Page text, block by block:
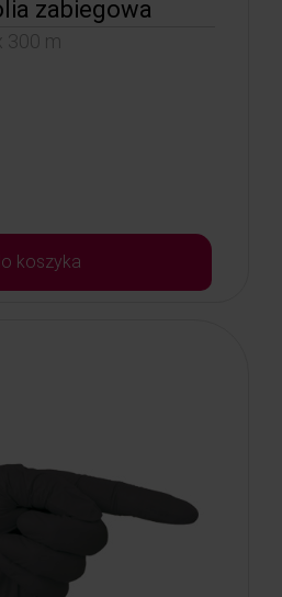
zabiegowa
300 m
koszyka